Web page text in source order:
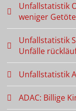
Unfallstatistik
weniger
Unfallstatistik
Unfälle
Unfallstatistik
ADAC: Billige